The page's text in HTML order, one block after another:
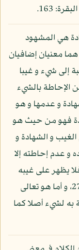
163.
هي المشهود
معنيان إضافيان
إلى شيء و غيبا
الإحاطة بالشيء
و عدمها و هو
فهو من حيث هو
و الشهادة و
و عدم إحاطته إلا
يظهر على غيبه
أحدا إلا من ارتضى من رسول»: الجن: 27، و أما هو تعالى
به لشيء أصلا كما